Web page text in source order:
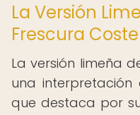
La Versión
Frescura
La versión limeña
una
que destaca por